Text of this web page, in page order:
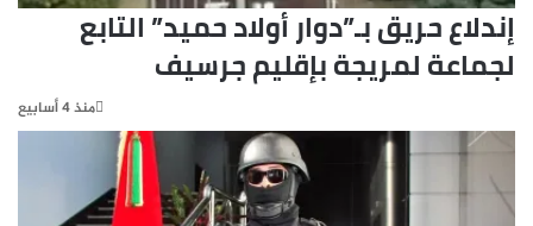
إندلاع حريق بـ”دوار أولاد حميد” التابع
لجماعة لمريجة بإقليم جرسيف
منذ 4 أسابيع